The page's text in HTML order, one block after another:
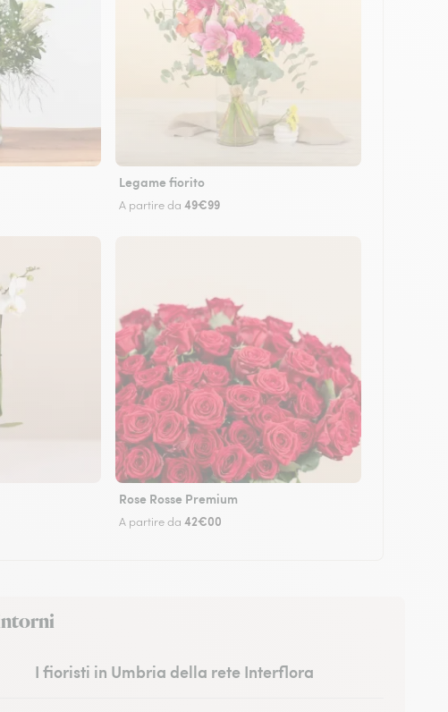
Legame fiorito
A partire da 49€99
Rose Rosse Premium
A partire da 42€00
I fioristi in Umbria della rete Interflora